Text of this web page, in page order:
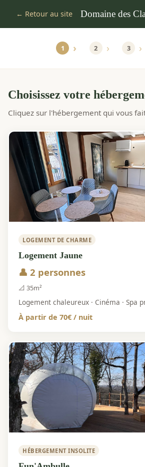
← Retour au site Domaine des
1 2 3
Choisissez votre
Cliquez sur l'hébergement qui vous
LOGEMENT DE CHARME
Logement Jaune
👤 2 personnes
📐 35m²
Logement chaleureux · Cinéma · Spa
À partir de 70€ / nuit
HÉBERGEMENT INSOLITE